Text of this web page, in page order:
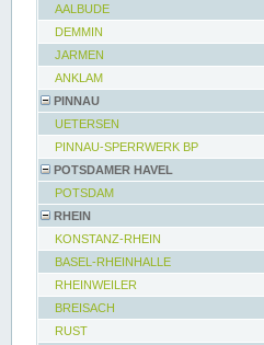
AALBUDE
DEMMIN
JARMEN
ANKLAM
PINNAU
UETERSEN
PINNAU-SPERRWERK BP
POTSDAMER HAVEL
POTSDAM
RHEIN
KONSTANZ-RHEIN
BASEL-RHEINHALLE
RHEINWEILER
BREISACH
RUST